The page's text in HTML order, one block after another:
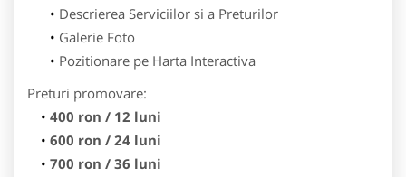
Descrierea Serviciilor si a Preturilor
Galerie Foto
Pozitionare pe Harta Interactiva
Preturi promovare:
400 ron / 12 luni
600 ron / 24 luni
700 ron / 36 luni